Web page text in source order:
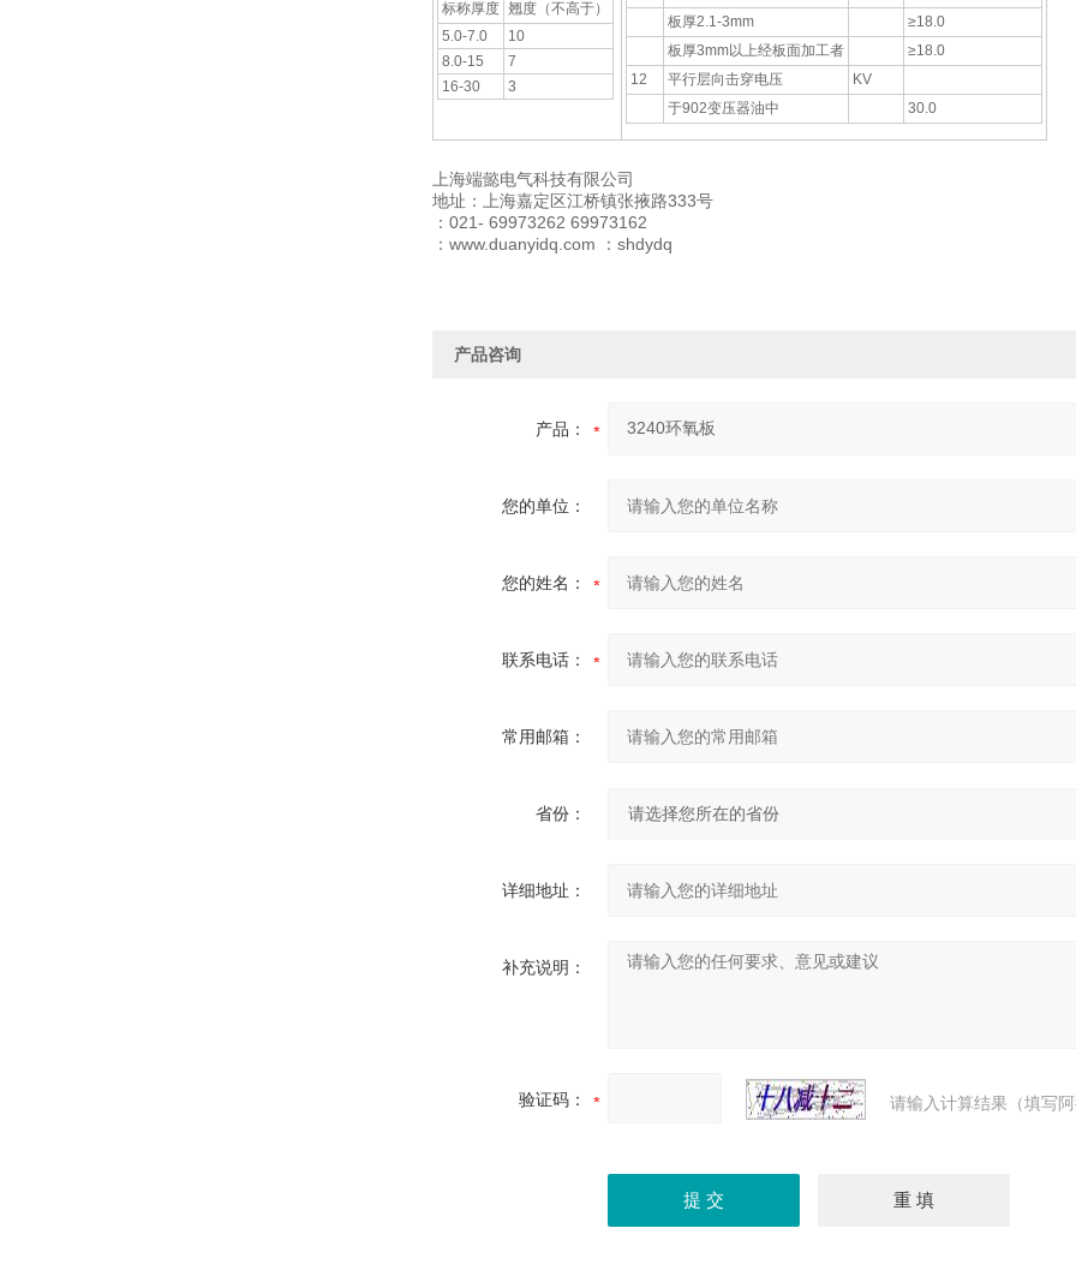
板厚2.1-3mm
≥18.0
板厚3mm以上经板面加工者
≥18.0
12
平行层向击穿电压
KV
于902变压器油中
30.0
标称厚度 翘度（不高于）
5.0-7.0
10
8.0-15
7
16-30
3
上海端懿电气科技有限公司
地址：上海嘉定区江桥镇张掖路333号
：021- 69973262 69973162
：www.duanyidq.com ：shdydq
产品咨询
产品：
您的单位：
您的姓名：
联系电话：
常用邮箱：
省份：
详细地址：
补充说明：
验证码： 请输入计算结果（填写